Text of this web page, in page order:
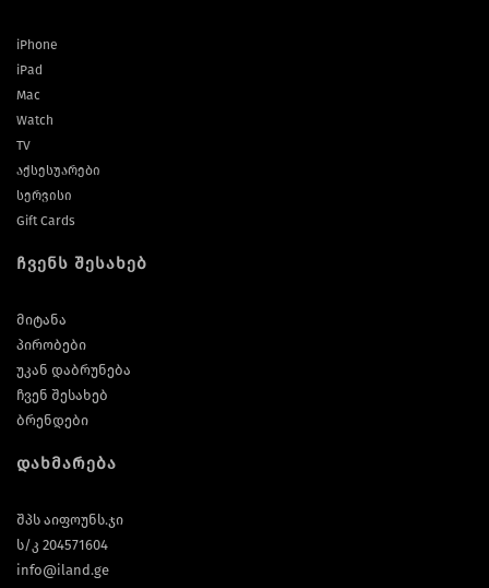
iPhone
iPad
Mac
Watch
TV
აქსესუარები
სერვისი
Gift Cards
ჩვენს შესახებ
მიტანა
პირობები
უკან დაბრუნება
ჩვენ შესახებ
ბრენდები
დახმარება
შპს აიფოუნს.ჯი
ს/კ 204571604
info@iland.ge